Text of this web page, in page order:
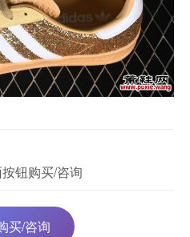
钮购买/咨询
买/咨询